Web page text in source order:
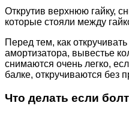
Открутив верхнюю гайку,
которые стояли между
Перед тем, как
амортизатора, вывестье
снимаются очень легко,
балке, откручиваются без
Что делать если